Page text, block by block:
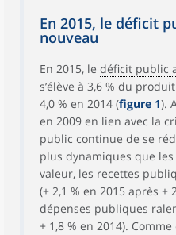
En 2015, le déficit
nouveau
En 2015, le déficit public
s’élève à 3,6 % du
4,0 % en 2014 (figure 1).
en 2009 en lien avec la
public continue de se
plus dynamiques que les
valeur, les recettes
(+ 2,1 % en 2015 après +
dépenses publiques
+ 1,8 % en 2014).